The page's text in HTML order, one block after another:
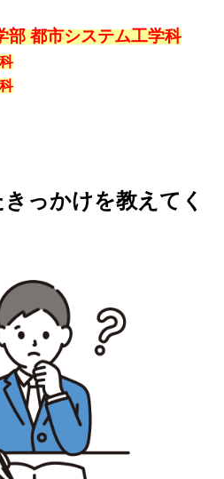
部 都市システム工学科
っかけを教えてく